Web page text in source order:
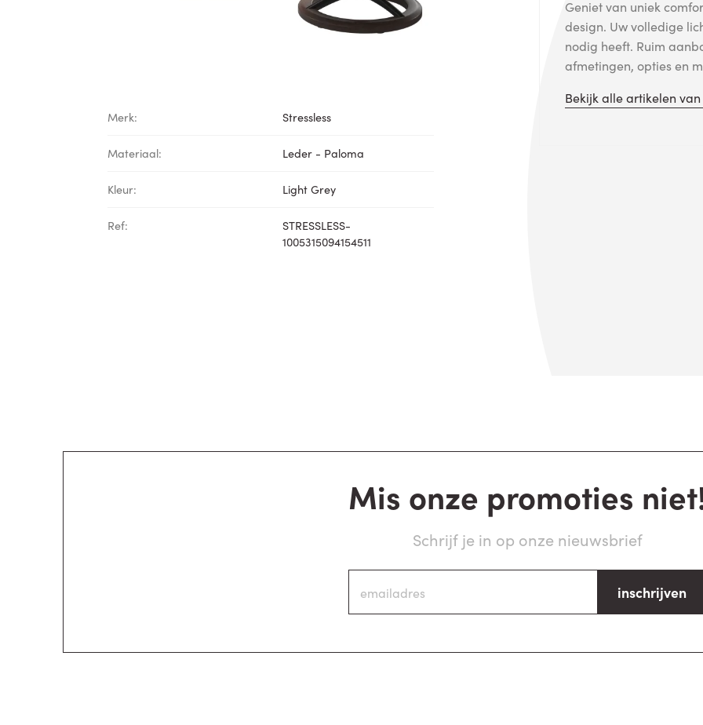
Merk: Stressless
Materiaal: Leder - Paloma
Kleur: Light Grey
Ref:
STRESSLESS-
1005315094154511
Geniet van uniek
design. Uw volledige
nodig heeft. Ruim
afmetingen, opties en
Bekijk alle artikelen van
Mis onze promoties
Schrijf je in op onze nieuwsbrief
inschrijven